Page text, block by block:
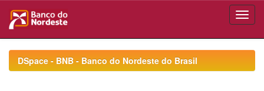
navigationDSpace - BNB - Banco do Nordeste do Brasil